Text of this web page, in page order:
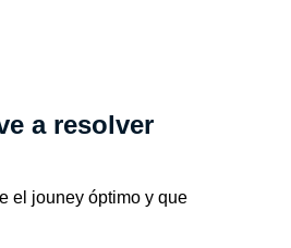
a resolver
el jouney óptimo y que